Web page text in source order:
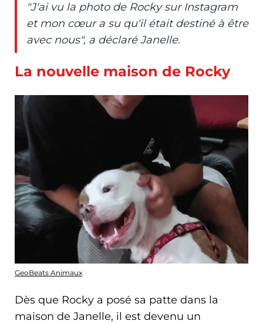
"J'ai vu la photo de Rocky sur Instagram
et mon cœur a su qu'il était destiné à être
avec nous", a déclaré Janelle.
La nouvelle maison de Rocky
GeoBeats Animaux
Dès que Rocky a posé sa patte dans la
maison de Janelle, il est devenu un